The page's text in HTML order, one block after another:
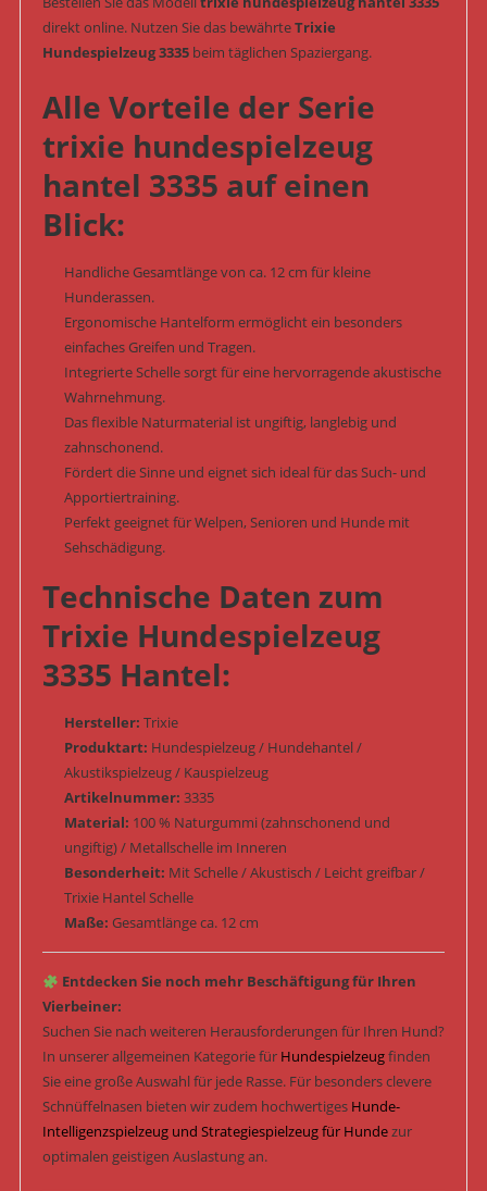
direkt online. Nutzen Sie das bewährteTrixie
Hundespielzeug 3335beim täglichen Spaziergang.
Alle Vorteile der Serie
trixie hundespielzeug
hantel 3335 auf einen
Blick:
Handliche Gesamtlänge von ca. 12 cm für kleine
Hunderassen.
Ergonomische Hantelform ermöglicht ein besonders
einfaches Greifen und Tragen.
Integrierte Schelle sorgt für eine hervorragende akustische
Wahrnehmung.
Das flexible Naturmaterial ist ungiftig, langlebig und
zahnschonend.
Fördert die Sinne und eignet sich ideal für das Such- und
Apportiertraining.
Perfekt geeignet für Welpen, Senioren und Hunde mit
Sehschädigung.
Technische Daten zum
Trixie Hundespielzeug
3335 Hantel:
Hersteller: Trixie
Produktart: Hundespielzeug / Hundehantel /
Akustikspielzeug / Kauspielzeug
Artikelnummer: 3335
Material: 100 % Naturgummi (zahnschonend und
ungiftig) / Metallschelle im Inneren
Besonderheit: Mit Schelle / Akustisch / Leicht greifbar /
Trixie Hantel Schelle
Maße: Gesamtlänge ca. 12 cm
Entdecken Sie noch mehr Beschäftigung für Ihren
Vierbeiner:
Suchen Sie nach weiteren Herausforderungen für Ihren Hund?
In unserer allgemeinen Kategorie für Hundespielzeugfinden
Sie eine große Auswahl für jede Rasse. Für besonders clevere
Schnüffelnasen bieten wir zudem hochwertiges Hunde-
Intelligenzspielzeug und Strategiespielzeug für Hundezur
optimalen geistigen Auslastung an.